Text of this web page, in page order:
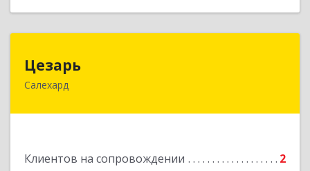
Цезарь
Салехард
Клиентов на сопровождении 2
629008, Ямало-Ненецкий АО, Салехард г,